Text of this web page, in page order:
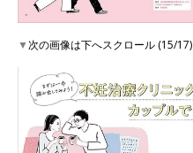
▼次の画像は下へスクロール (15/17)